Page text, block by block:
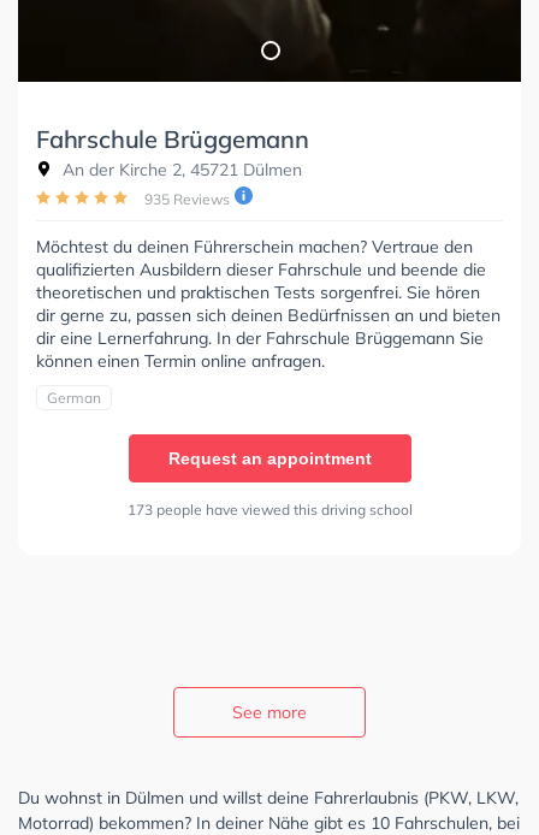
Fahrschule Brüggemann
An der Kirche 2, 45721 Dülmen
935 Reviews
Möchtest du deinen Führerschein machen? Vertraue den
qualifizierten Ausbildern dieser Fahrschule und beende die
theoretischen und praktischen Tests sorgenfrei. Sie hören
dir gerne zu, passen sich deinen Bedürfnissen an und bieten
dir eine Lernerfahrung. In der Fahrschule Brüggemann Sie
können einen Termin online anfragen.
German
Request an appointment
173 people have viewed this driving school
See more
Du wohnst in Dülmen und willst deine Fahrerlaubnis (PKW, LKW,
Motorrad) bekommen? In deiner Nähe gibt es 10 Fahrschulen, bei